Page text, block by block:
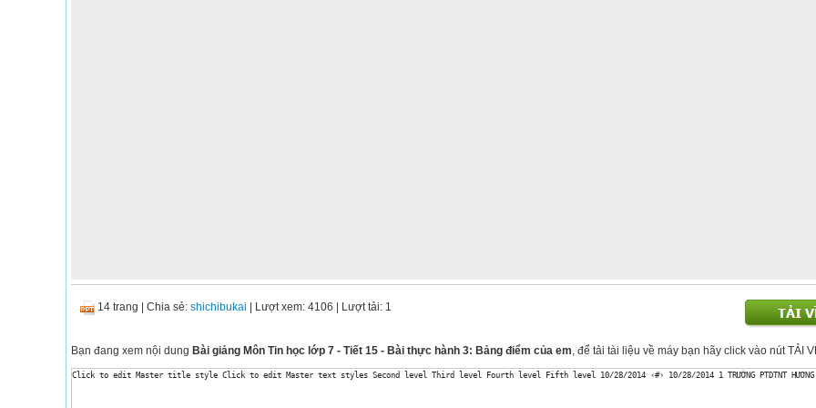
14 trang Chia sẻ: shichibukai | Lượt xem: 4106 | Lượt tải: 1
Bạn đang xem nội dung Bài giảng Môn Tin học lớp 7 - Tiết 15 - Bài thực hành 3: Bảng điểm của em, để tải tài liệu về máy bạn hãy click vào nút TẢI